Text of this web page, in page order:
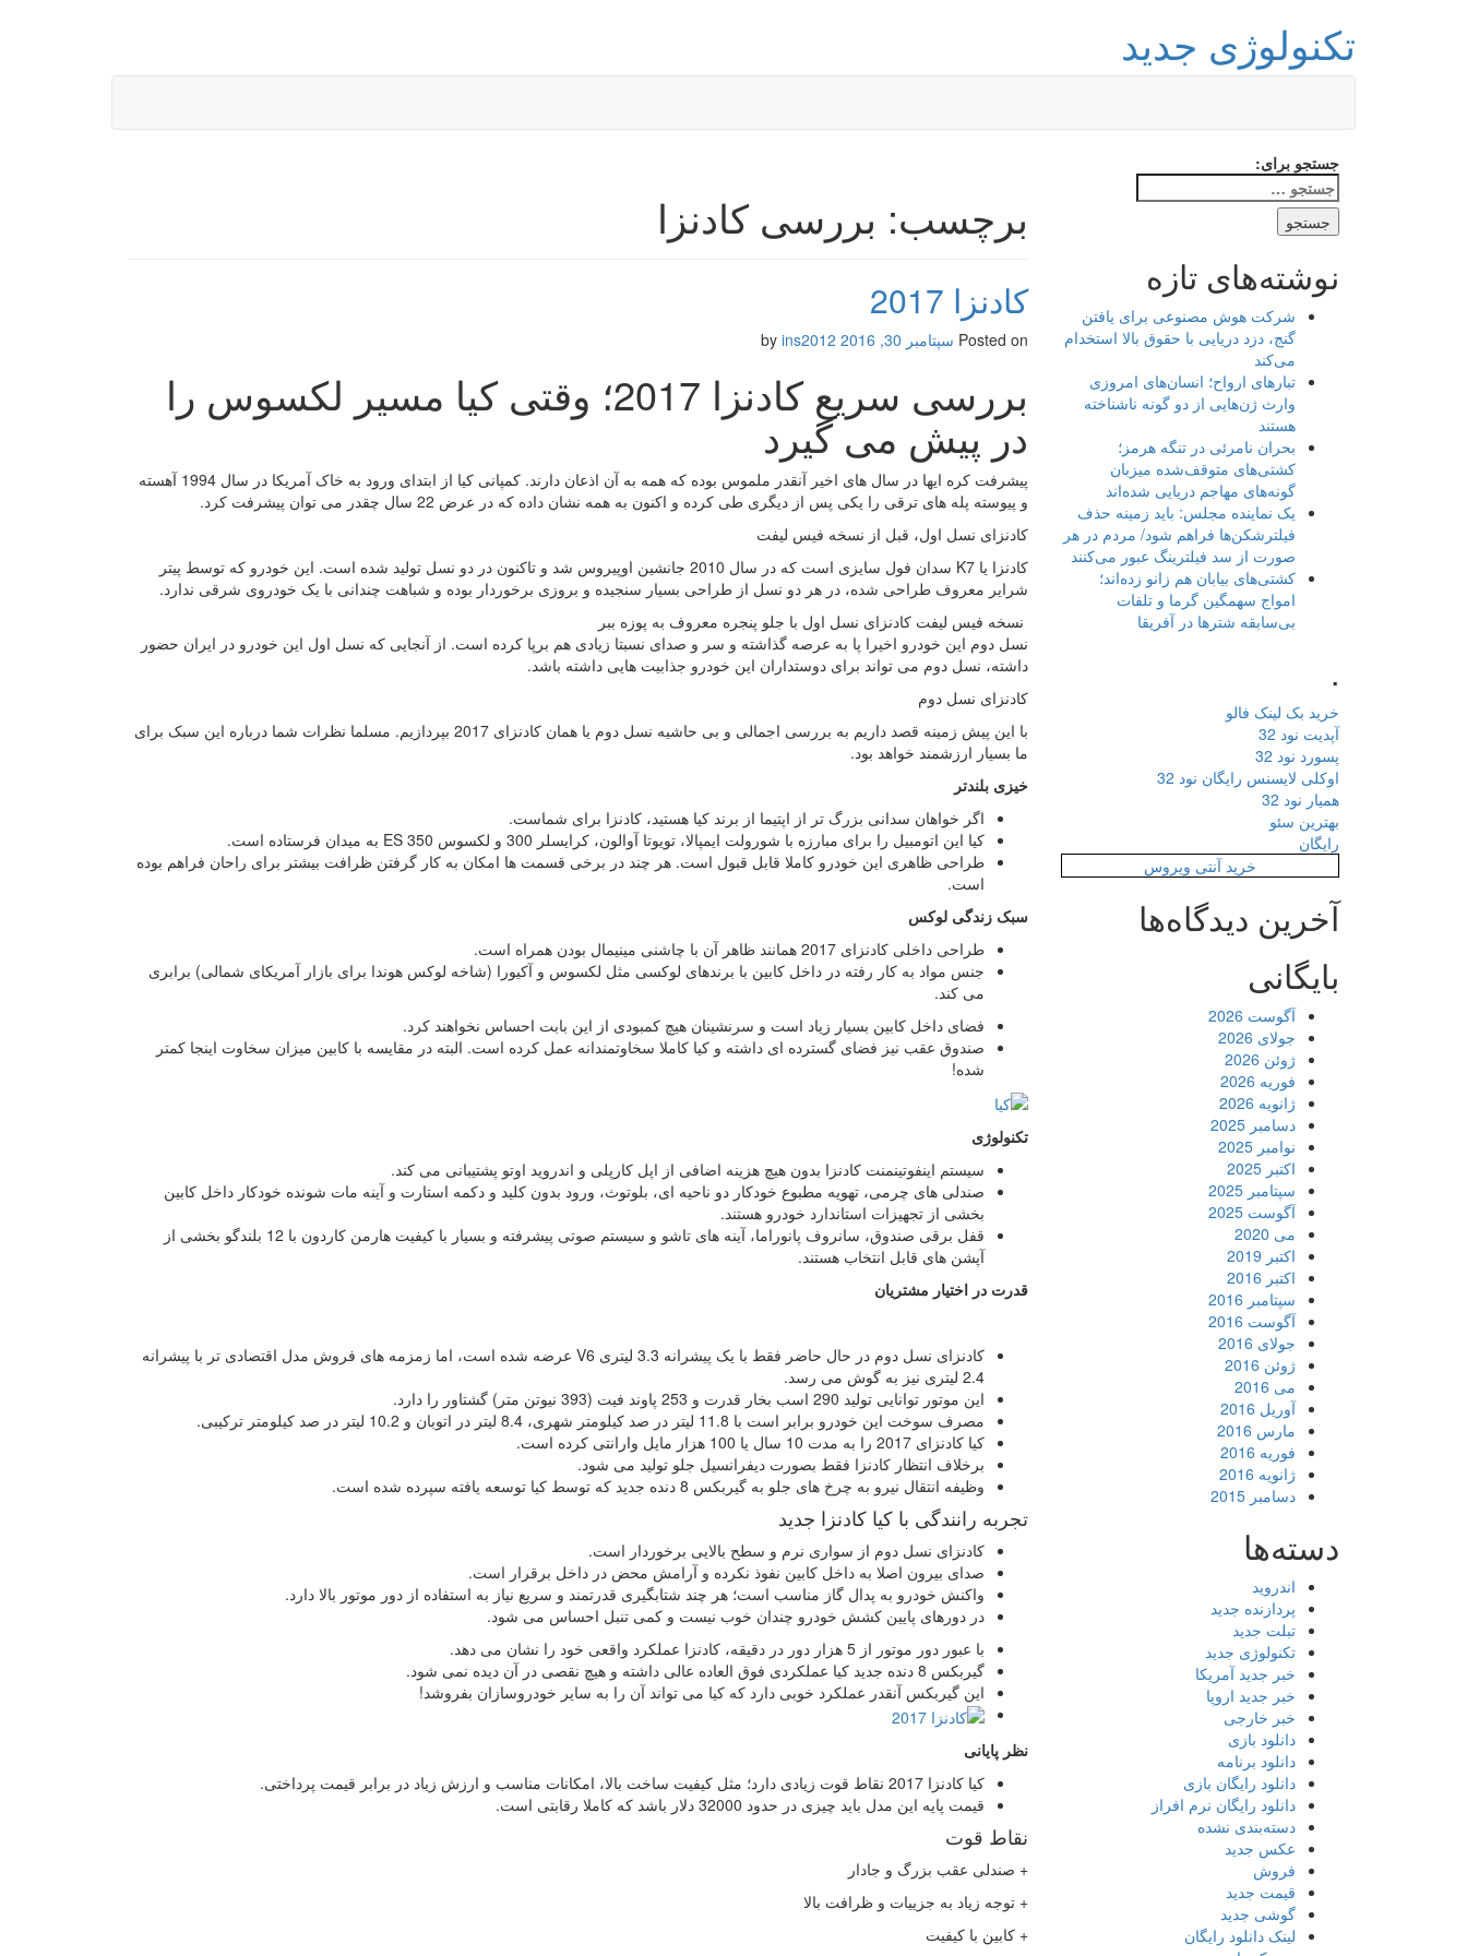
تکنولوژی جدید
برچسب: بررسی کادنزا
کادنزا 2017
Posted on سپتامبر 30, 2016 ins2012
بررسی سریع کادنزا 2017؛ وقتی کیا مسیر لکسوس را
در پیش می گیرد
پیشرفت کره ایها در سال های اخیر آنقدر ملموس بوده که همه به آن اذعان دارند. کمپانی کیا از ابتدای ورود به خاک آمریکا در سال 1994 آهسته
و پیوسته پله های ترقی را یکی پس از دیگری طی کرده و اکنون به همه نشان داده که در عرض 22 سال چقدر می توان پیشرفت کرد.
کادنزای نسل اول، قبل از نسخه فیس لیفت
کادنزا یا K7 سدان فول سایزی است که در سال 2010 جانشین اوپیروس شد و تاکنون در دو نسل تولید شده است. این خودرو که توسط پیتر
شرایر معروف طراحی شده، در هر دو نسل از طراحی بسیار سنجیده و بروزی برخوردار بوده و شباهت چندانی با یک خودروی شرقی ندارد.
نسخه فیس لیفت کادنزای نسل اول با جلو پنجره معروف به پوزه ببر
نسل دوم این خودرو اخیرا پا به عرصه گذاشته و سر و صدای نسبتا زیادی هم برپا کرده است. از آنجایی که نسل اول این خودرو در ایران حضور
داشته، نسل دوم می تواند برای دوستداران این خودرو جذابیت هایی داشته باشد.
کادنزای نسل دوم
با این پیش زمینه قصد داریم به بررسی اجمالی و بی حاشیه نسل دوم یا همان کادنزای 2017 بپردازیم. مسلما نظرات شما درباره این سبک برای
ما بسیار ارزشمند خواهد بود.
خیزی بلندتر
اگر خواهان سدانی بزرگ تر از اپتیما از برند کیا هستید، کادنزا برای شماست.
کیا این اتومبیل را برای مبارزه با شورولت ایمپالا، تویوتا آوالون، کرایسلر 300 و لکسوس ES 350 به میدان فرستاده است.
طراحی ظاهری این خودرو کاملا قابل قبول است. هر چند در برخی قسمت ها امکان به کار گرفتن ظرافت بیشتر برای راحان فراهم بوده
است.
سبک زندگی لوکس
طراحی داخلی کادنزای 2017 همانند ظاهر آن با چاشنی مینیمال بودن همراه است.
جنس مواد به کار رفته در داخل کابین با برندهای لوکسی مثل لکسوس و آکیورا (شاخه لوکس هوندا برای بازار آمریکای شمالی) برابری
می کند.
فضای داخل کابین بسیار زیاد است و سرنشینان هیچ کمبودی از این بابت احساس نخواهند کرد.
صندوق عقب نیز فضای گسترده ای داشته و کیا کاملا سخاوتمندانه عمل کرده است. البته در مقایسه با کابین میزان سخاوت اینجا کمتر
شده!
تکنولوژی
سیستم اینفوتینمنت کادنزا بدون هیچ هزینه اضافی از اپل کارپلی و اندروید اوتو پشتیبانی می کند.
صندلی های چرمی، تهویه مطبوع خودکار دو ناحیه ای، بلوتوث، ورود بدون کلید و دکمه استارت و آینه مات شونده خودکار داخل کابین
بخشی از تجهیزات استاندارد خودرو هستند.
قفل برقی صندوق، سانروف پانوراما، آینه های تاشو و سیستم صوتی پیشرفته و بسیار با کیفیت هارمن کاردون با 12 بلندگو بخشی از
آپشن های قابل انتخاب هستند.
قدرت در اختیار مشتریان
کادنزای نسل دوم در حال حاضر فقط با یک پیشرانه 3.3 لیتری V6 عرضه شده است، اما زمزمه های فروش مدل اقتصادی تر با پیشرانه
2.4 لیتری نیز به گوش می رسد.
این موتور توانایی تولید 290 اسب بخار قدرت و 253 پاوند فیت (393 نیوتن متر) گشتاور را دارد.
مصرف سوخت این خودرو برابر است با 11.8 لیتر در صد کیلومتر شهری، 8.4 لیتر در اتوبان و 10.2 لیتر در صد کیلومتر ترکیبی.
کیا کادنزای 2017 را به مدت 10 سال یا 100 هزار مایل وارانتی کرده است.
برخلاف انتظار کادنزا فقط بصورت دیفرانسیل جلو تولید می شود.
وظیفه انتقال نیرو به چرخ های جلو به گیربکس 8 دنده جدید که توسط کیا توسعه یافته سپرده شده است.
تجربه رانندگی با کیا کادنزا جدید
کادنزای نسل دوم از سواری نرم و سطح بالایی برخوردار است.
صدای بیرون اصلا به داخل کابین نفوذ نکرده و آرامش محض در داخل برقرار است.
واکنش خودرو به پدال گاز مناسب است؛ هر چند شتابگیری قدرتمند و سریع نیاز به استفاده از دور موتور بالا دارد.
در دورهای پایین کشش خودرو چندان خوب نیست و کمی تنبل احساس می شود.
با عبور دور موتور از 5 هزار دور در دقیقه، کادنزا عملکرد واقعی خود را نشان می دهد.
گیربکس 8 دنده جدید کیا عملکردی فوق العاده عالی داشته و هیچ نقصی در آن دیده نمی شود.
این گیربکس آنقدر عملکرد خوبی دارد که کیا می تواند آن را به سایر خودروسازان بفروشد!
نظر پایانی
کیا کادنزا 2017 نقاط قوت زیادی دارد؛ مثل کیفیت ساخت بالا، امکانات مناسب و ارزش زیاد در برابر قیمت پرداختی.
قیمت پایه این مدل باید چیزی در حدود 32000 دلار باشد که کاملا رقابتی است.
نقاط قوت
+ صندلی عقب بزرگ و جادار
+ توجه زیاد به جزییات و ظرافت بالا
+ کابین با کیفیت
جستجو برای:
نوشته‌های تازه
شرکت هوش مصنوعی برای یافتن
گنج، دزد دریایی با حقوق بالا استخدام
می‌کند
تبارهای ارواح؛ انسان‌های امروزی
وارث ژن‌هایی از دو گونه ناشناخته
هستند
بحران نامرئی در تنگه هرمز؛
کشتی‌های متوقف‌شده میزبان
گونه‌های مهاجم دریایی شده‌اند
یک نماینده مجلس: باید زمینه حذف
فیلترشکن‌ها فراهم شود/ مردم در هر
صورت از سد فیلترینگ عبور می‌کنند
کشتی‌های بیابان هم زانو زده‌اند؛
امواج سهمگین گرما و تلفات
بی‌سابقه شترها در آفریقا
.
خرید بک لینک فالو
آپدیت نود 32
پسورد نود 32
اوکلی لایسنس رایگان نود 32
همیار نود 32
بهترین سئو
رایگان
خرید آنتی ویروس
آخرین دیدگاه‌ها
بایگانی
آگوست 2026
جولای 2026
ژوئن 2026
فوریه 2026
ژانویه 2026
دسامبر 2025
نوامبر 2025
اکتبر 2025
سپتامبر 2025
آگوست 2025
می 2020
اکتبر 2019
اکتبر 2016
سپتامبر 2016
آگوست 2016
جولای 2016
ژوئن 2016
می 2016
آوریل 2016
مارس 2016
فوریه 2016
ژانویه 2016
دسامبر 2015
دسته‌ها
اندروید
پردازنده جدید
تبلت جدید
تکنولوژی جدید
خبر جدید آمریکا
خبر جدید اروپا
خبر خارجی
دانلود بازی
دانلود برنامه
دانلود رایگان بازی
دانلود رایگان نرم افراز
دسته‌بندی نشده
عکس جدید
فروش
قیمت جدید
گوشی جدید
لینک دانلود رایگان